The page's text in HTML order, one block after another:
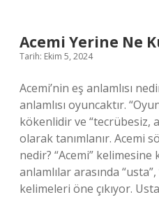
Acemi Yerine Ne
Tarih: Ekim 5, 2024
Acemi’nin eş anlamlısı
anlamlısı oyuncaktır.
kökenlidir ve “tecrübesiz,
olarak tanımlanır. Acemi
nedir? “Acemi” kelimesine
anlamlılar arasında
kelimeleri öne çıkıyor.